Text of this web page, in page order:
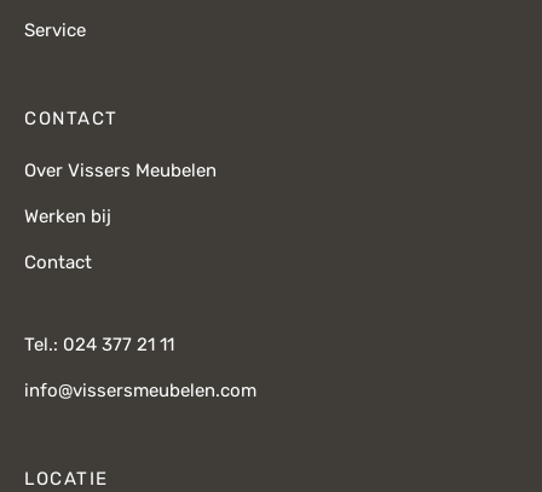
Service
CONTACT
Over Vissers Meubelen
Werken bij
Contact
Tel.: 024 377 21 11
info@vissersmeubelen.com
LOCATIE